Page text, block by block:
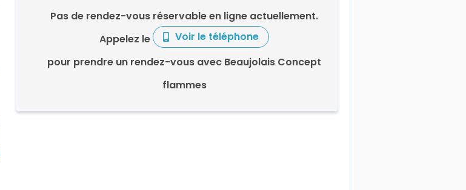
Pas de rendez-vous réservable en ligne actuellement.
Appelez le
Voir le téléphone
pour prendre un rendez-vous avec Beaujolais Concept
flammes